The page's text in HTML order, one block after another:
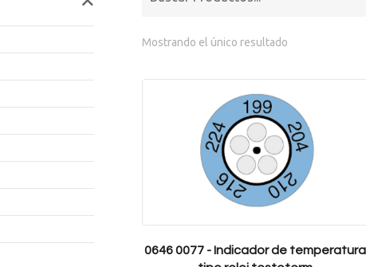
Mostrando el único resultado
0646 0077 - Indicador de temperatura